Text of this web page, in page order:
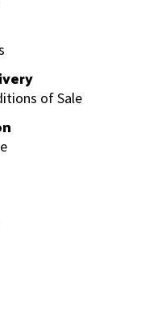
of Sale